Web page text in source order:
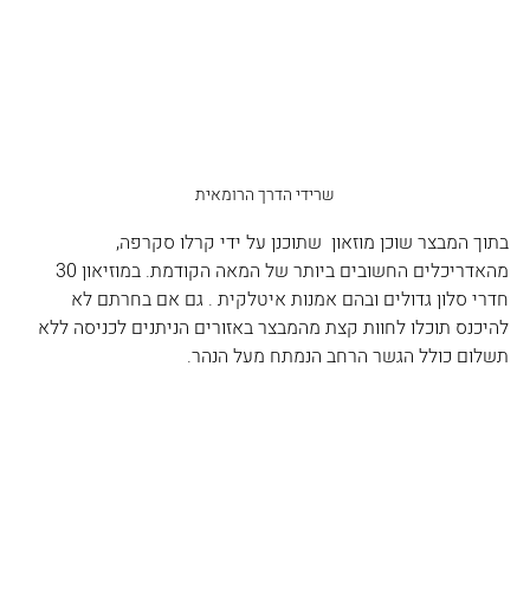
שרידי הדרך הרומאית
בתוך המבצר שוכן מוזאון  שתוכנן על ידי קרלו סקרפה,
חדרי סלון גדולים ובהם אמנות איטלקית . גם אם בחרתם לא
להיכנס תוכלו לחוות קצת מהמבצר באזורים הניתנים לכניסה ללא
תשלום כולל הגשר הרחב הנמתח מעל הנהר.